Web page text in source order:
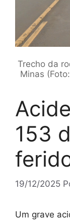
Trecho da
Minas
153
19/12/2025
Um grave